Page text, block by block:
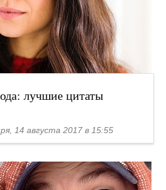
лучшие цитаты
14 августа 2017 в 15:55